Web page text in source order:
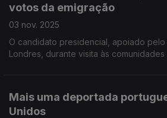
votos da emigração
03 nov. 2025
O candidato presidencial, apoiado pelo PSD,
Londres, durante visita às
Mais uma deportada
Unidos